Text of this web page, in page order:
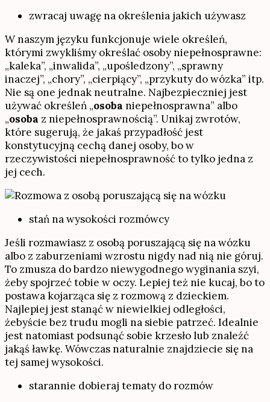
zwracaj uwagę na określenia jakich używasz
W naszym języku funkcjonuje wiele określeń,
którymi zwykliśmy określać osoby niepełnosprawne:
„kaleka”, „inwalida”, „upośledzony”, „sprawny
inaczej”, „chory”, „cierpiący”, „przykuty do wózka” itp.
Nie są one jednak neutralne. Najbezpieczniej jest
używać określeń „osoba niepełnosprawna” albo
„osoba z niepełnosprawnością”. Unikaj zwrotów,
które sugerują, że jakaś przypadłość jest
konstytucyjną cechą danej osoby, bo w
rzeczywistości niepełnosprawność to tylko jedna z
jej cech.
stań na wysokości rozmówcy
Jeśli rozmawiasz z osobą poruszającą się na wózku
albo z zaburzeniami wzrostu nigdy nad nią nie góruj.
To zmusza do bardzo niewygodnego wyginania szyi,
żeby spojrzeć tobie w oczy. Lepiej też nie kucaj, bo to
postawa kojarząca się z rozmową z dzieckiem.
Najlepiej jest stanąć w niewielkiej odległości,
żebyście bez trudu mogli na siebie patrzeć. Idealnie
jest natomiast podsunąć sobie krzesło lub znaleźć
jakąś ławkę. Wówczas naturalnie znajdziecie się na
tej samej wysokości.
starannie dobieraj tematy do rozmów